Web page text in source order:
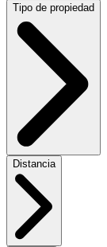
Tipo de propiedad
Distancia